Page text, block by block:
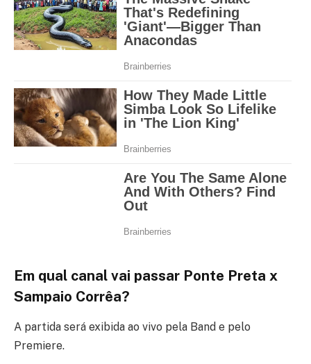
Em qual canal vai passar Ponte Preta x
Sampaio Corrêa?
A partida será exibida ao vivo pela Band e pelo
Premiere.